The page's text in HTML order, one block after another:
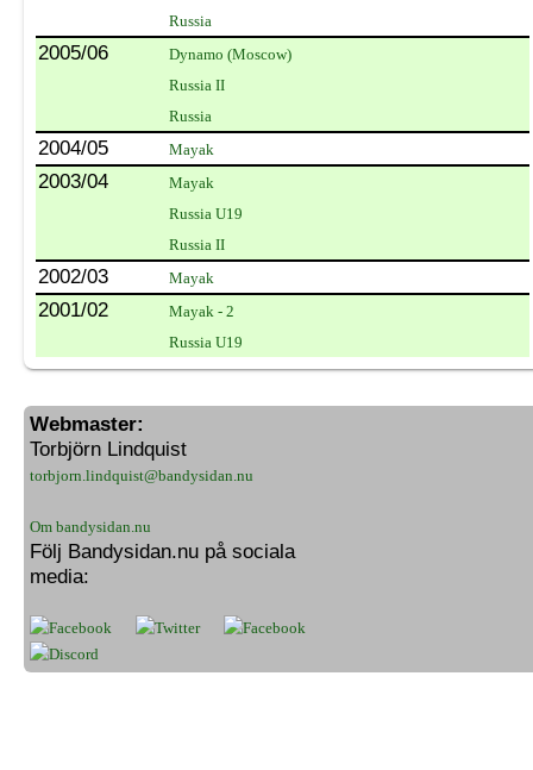
Russia
2005/06
Dynamo (Moscow)
Russia II
Russia
2004/05 Mayak
2003/04
Mayak
Russia U19
Russia II
2002/03 Mayak
2001/02
Mayak - 2
Russia U19
Webmaster:
Torbjörn Lindquist
torbjorn.lindquist@bandysidan.nu
Om bandysidan.nu
Följ Bandysidan.nu på sociala
media: